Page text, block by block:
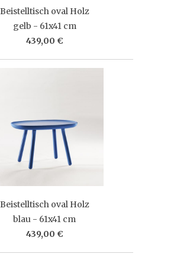
Beistelltisch oval Holz
gelb - 61x41 cm
439,00 €
Beistelltisch oval Holz
blau - 61x41 cm
439,00 €